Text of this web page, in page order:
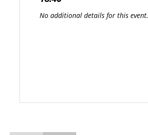
No additional details for this event.